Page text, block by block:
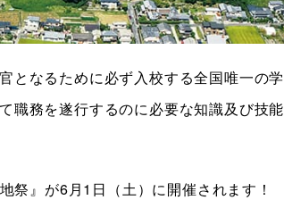
となるために必ず入校する全国唯一の学
職務を遂行するのに必要な知識及び技能
祭』が6月1日（土）に開催されます！